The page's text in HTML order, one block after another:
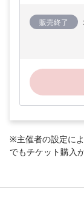
販売終了
※主催者の設定に
でもチケット購入